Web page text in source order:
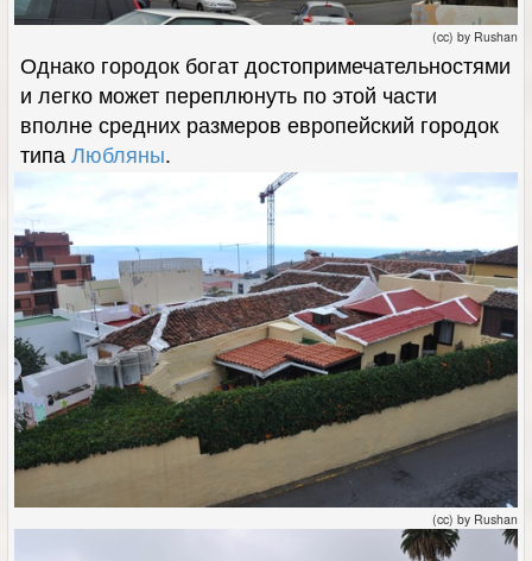
(cc) by Rushan
Однако городок богат достопримечательностями
и легко может переплюнуть по этой части
вполне средних размеров европейский городок
типа Любляны.
(cc) by Rushan